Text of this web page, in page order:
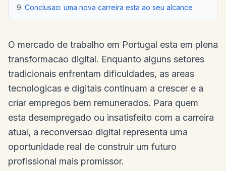
Conclusao: uma nova carreira esta ao seu alcance
O mercado de trabalho em Portugal esta em plena
transformacao digital. Enquanto alguns setores
tradicionais enfrentam dificuldades, as areas
tecnologicas e digitais continuam a crescer e a
criar empregos bem remunerados. Para quem
esta desempregado ou insatisfeito com a carreira
atual, a reconversao digital representa uma
oportunidade real de construir um futuro
profissional mais promissor.